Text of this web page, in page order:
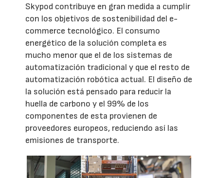
Skypod contribuye en gran medida a cumplir
con los objetivos de sostenibilidad del e-
commerce tecnológico. El consumo
energético de la solución completa es
mucho menor que el de los sistemas de
automatización tradicional y que el resto de
automatización robótica actual. El diseño de
la solución está pensado para reducir la
huella de carbono y el 99% de los
componentes de esta provienen de
proveedores europeos, reduciendo así las
emisiones de transporte.